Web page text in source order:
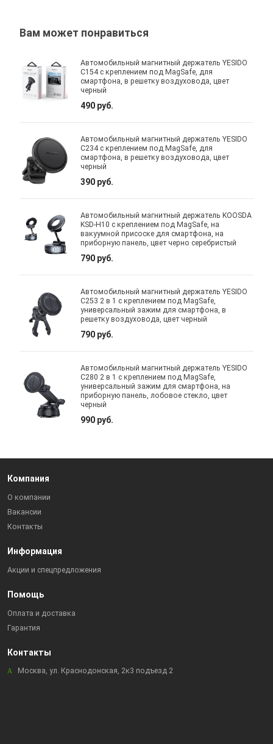
Вам может понравиться
Автомобильный магнитный держатель YESIDO
C154 с креплением под MagSafe, для
смартфона, в решетку воздуховода, цвет
черный
490 руб.
Автомобильный магнитный держатель YESIDO
C234 с креплением под MagSafe, для
смартфона, в решетку воздуховода, цвет
черный
390 руб.
Автомобильный магнитный держатель KOOSDA
KSD-H10 с креплением под MagSafe, на
вакуумной присоске для смартфона, на
приборную панель, цвет черно серебристый
790 руб.
Автомобильный магнитный держатель YESIDO
C253 2 в 1 с креплением под MagSafe,
универсальный зажим для смартфона, в
решетку воздуховода, цвет черный
790 руб.
Автомобильный магнитный держатель YESIDO
C280 2 в 1 с креплением под MagSafe,
универсальный зажим для смартфона, на
приборную панель, лобовое стекло, цвет
черный
990 руб.
Компания
О компании
Вакансии
Контакты
Информация
Акции и спецпредложения
Помощь
Оплата и доставка
Гарантия
Контакты
Москва, ул. Краснодонская, 2к3 подъезд 2